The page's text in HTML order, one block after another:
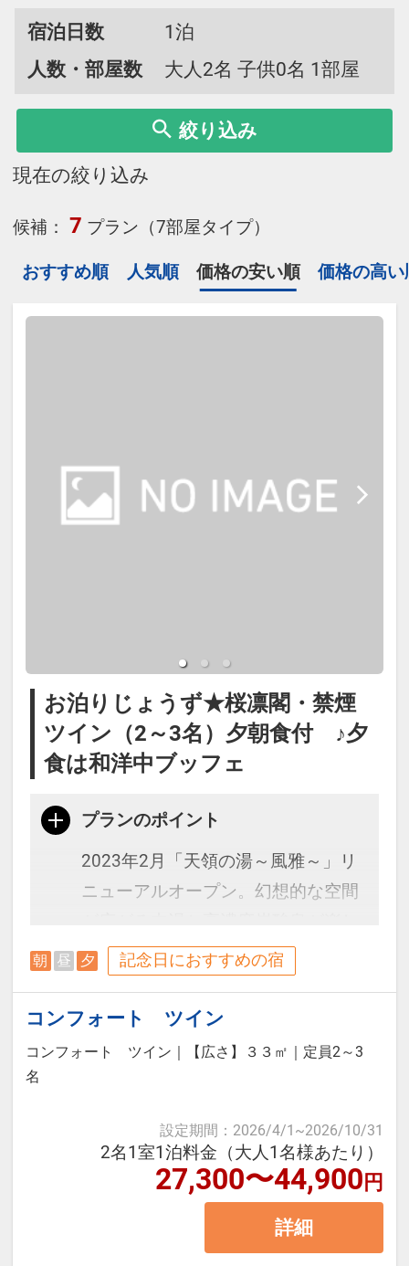
宿泊日数
1泊
人数・部屋数
大人2名 子供0名 1部屋
絞り込み
現在の絞り込み
候補： 7 プラン（7部屋タイプ）
おすすめ順 人気順 価格の安い順 価格の高い
お泊りじょうず★桜凛閣・禁煙
ツイン（2～3名）夕朝食付 ♪夕
食は和洋中ブッフェ
プランのポイント
2023年2月「天領の湯～風雅～」リ
ニューアルオープン。幻想的な空間
が広がる内湯と高濃度炭酸泉が楽し
める露天風呂でゆっくりお寛ぎくだ
さい。直通の「飛騨物産館」はお土
産7,000点以上の品揃え！
※チェックイン／14：00～
※3名1室でご宿泊の場合は正ベッド
2台＋エキストラベッド1台のご利用
朝 昼 夕 記念日におすすめの宿
コンフォート ツイン
コンフォート ツイン ｜ 【広さ】３３㎡ ｜ 定員2～3
名
設定期間 ： 2026/4/1 ~2026/10/31
2名1室1泊料金（大人1名様あたり）
27,300〜44,900円
詳細